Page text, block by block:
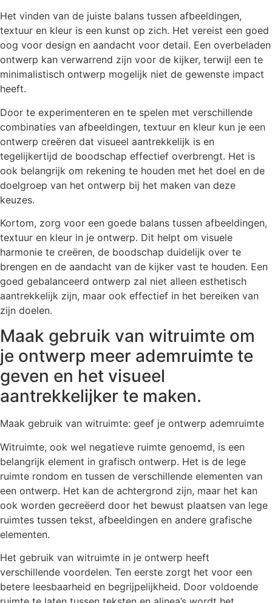
Het vinden van de juiste balans tussen afbeeldingen,
textuur en kleur is een kunst op zich. Het vereist een goed
oog voor design en aandacht voor detail. Een overbeladen
ontwerp kan verwarrend zijn voor de kijker, terwijl een te
minimalistisch ontwerp mogelijk niet de gewenste impact
heeft.
Door te experimenteren en te spelen met verschillende
combinaties van afbeeldingen, textuur en kleur kun je een
ontwerp creëren dat visueel aantrekkelijk is en
tegelijkertijd de boodschap effectief overbrengt. Het is
ook belangrijk om rekening te houden met het doel en de
doelgroep van het ontwerp bij het maken van deze
keuzes.
Kortom, zorg voor een goede balans tussen afbeeldingen,
textuur en kleur in je ontwerp. Dit helpt om visuele
harmonie te creëren, de boodschap duidelijk over te
brengen en de aandacht van de kijker vast te houden. Een
goed gebalanceerd ontwerp zal niet alleen esthetisch
aantrekkelijk zijn, maar ook effectief in het bereiken van
zijn doelen.
Maak gebruik van witruimte om
je ontwerp meer ademruimte te
geven en het visueel
aantrekkelijker te maken.
Maak gebruik van witruimte: geef je ontwerp ademruimte
Witruimte, ook wel negatieve ruimte genoemd, is een
belangrijk element in grafisch ontwerp. Het is de lege
ruimte rondom en tussen de verschillende elementen van
een ontwerp. Het kan de achtergrond zijn, maar het kan
ook worden gecreëerd door het bewust plaatsen van lege
ruimtes tussen tekst, afbeeldingen en andere grafische
elementen.
Het gebruik van witruimte in je ontwerp heeft
verschillende voordelen. Ten eerste zorgt het voor een
betere leesbaarheid en begrijpelijkheid. Door voldoende